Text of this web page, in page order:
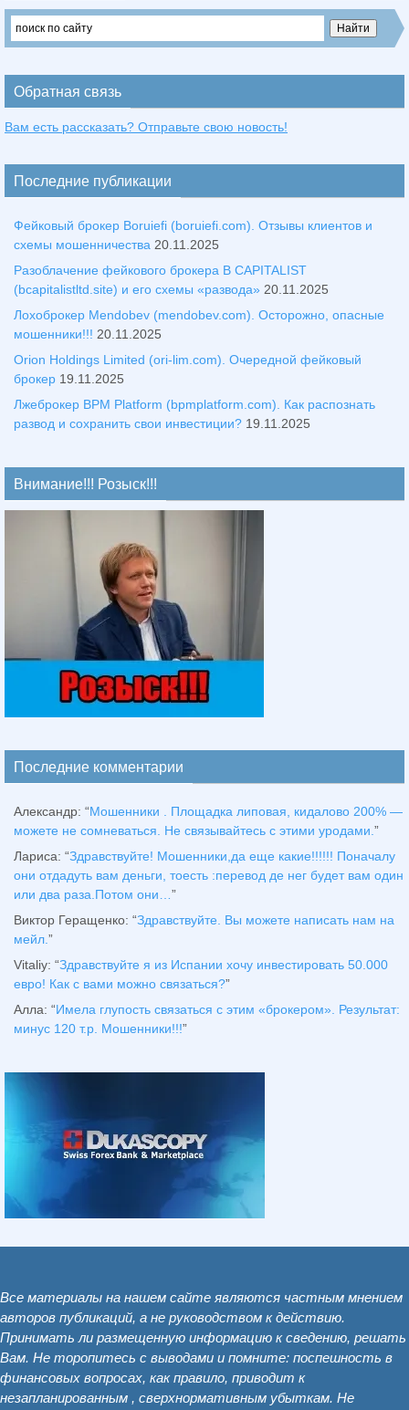
Обратная связь
Вам есть рассказать? Отправьте свою новость!
Последние публикации
Фейковый брокер Boruiefi (boruiefi.com). Отзывы клиентов и
схемы мошенничества 20.11.2025
Разоблачение фейкового брокера B CAPITALIST
(bcapitalistltd.site) и его схемы «развода» 20.11.2025
Лохоброкер Mendobev (mendobev.com). Осторожно, опасные
мошенники!!! 20.11.2025
Orion Holdings Limited (ori-lim.com). Очередной фейковый
брокер 19.11.2025
Лжеброкер BPM Platform (bpmplatform.com). Как распознать
развод и сохранить свои инвестиции? 19.11.2025
Внимание!!! Розыск!!!
Последние комментарии
Александр: “Мошенники . Площадка липовая, кидалово 200% —
можете не сомневаться. Не связывайтесь с этими уродами. ”
Лариса: “Здравствуйтe! Мошенники,да еще какие!!!!!! Поначалу
они отдадуть вам деньги, тоесть :перевод де нег будет вам один
или два раза.Потом они… ”
Виктор Геращенко: “Здравствуйте. Вы можете написать нам на
мейл. ”
Vitaliy: “Здравствуйте я из Испании хочу инвестировать 50.000
евро! Как с вами можно связаться?”
Алла: “Имела глупость связаться с этим «брокером». Результат:
минус 120 т.р. Мошенники!!!”
Все материалы на нашем сайте являются частным мнением
авторов публикаций, а не руководством к действию.
Принимать ли размещенную информацию к сведению, решать
Вам. Не торопитесь с выводами и помните: поспешность в
финансовых вопросах, как правило, приводит к
незапланированным , сверхнормативным убыткам. Не